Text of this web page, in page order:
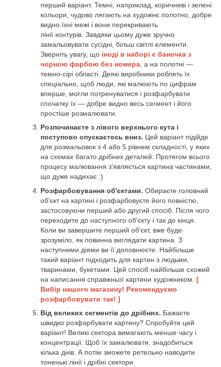
перший варіант. Темні, наприклад, коричневі і зелені
кольори, чудово лягають на художнє полотно, добре
видно їхні межі і вони перекривають
лінії контурів. Завдяки цьому дуже зручно
замальовувати сусідні, більш світлі елементи.
Зверніть увагу, що іноді в наборі є баночка з
чорною фарбою без номера , а на полотні —
темно-сірі області. Деякі виробники роблять їх
спеціально, щоб люди, які малюють по цифрам
вперше, могли потренуватися і розфарбувати
спочатку їх — добре видно весь сегмент і його
простіше розмалювати.
Розпочинаєте з лівого верхнього кута і
поступово опускаєтесь вниз. Цей варіант підійде
для розмальовок з 4 або 5 рівнем складності, у яких
на схемах багато дрібних деталей. Протягом всього
процесу малювання з'являється картина частинами,
що дуже надихає :)
Розфарбовування об'єктами. Обираєте головний
об'єкт на картині і розфарбовуєте його повністю,
застосовуючи перший або другий спосіб. Після чого
переходите до наступного об'єкту і так до кінця.
Коли ви завершите перший об'єкт, вже буде
зрозуміло, як повинна виглядати картина. З
наступними діями ви її доповнюєте. Найбільше
такий варіант підходить для картин з людьми,
тваринами, букетами. Цей спосіб найбільше схожий
на написання справжньої картини художником. [
Вибір нашого магазину! Рекомендуємо
розфарбовувати так! ]
Від великих сегментів до дрібних. Бажаєте
швидко розфарбувати картину? Спробуйте цей
варіант! Великі сектора вимагають менше часу і
концентрації. Щоб їх замалювати, знадобиться
кілька днів. А потім зможете ретельно наводити
тоненькі лінії і дрібні сектори.